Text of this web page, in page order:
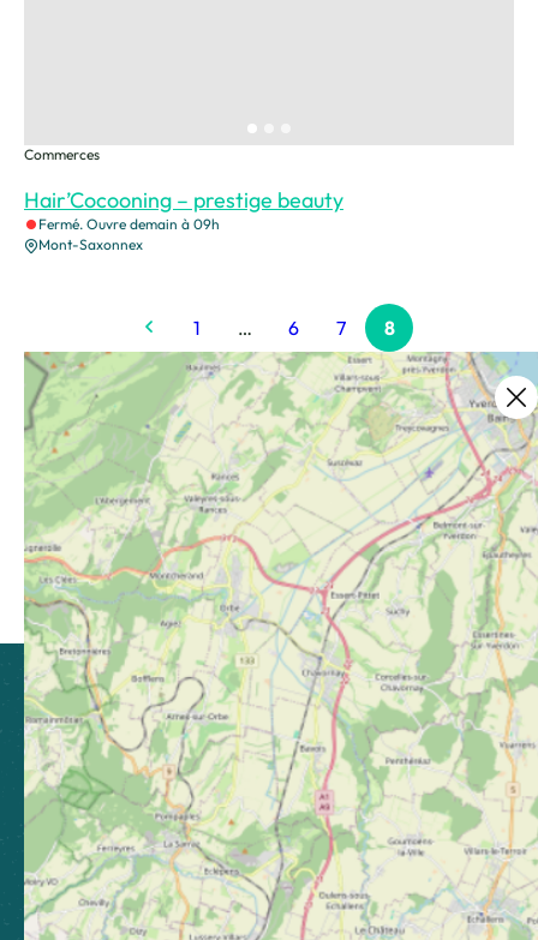
Hair’Cocooning – prestige beauty
Commerces
Fermé. Ouvre demain à 09h
Mont-Saxonnex
1 … 6 7 8
Ce contenu vous a été utile ?
Ce contenu vous a été utile
Ce contenu ne vous a pas été utile
Enregistrer
Partager ce contenu
Partager sur Facebook (nouvelle fenêtre)
Partager sur X / Twitter (nouvelle
Partager sur WhatsApp
Partager par mail
CLUSES ARVE & MONTAGNES
TOURISME